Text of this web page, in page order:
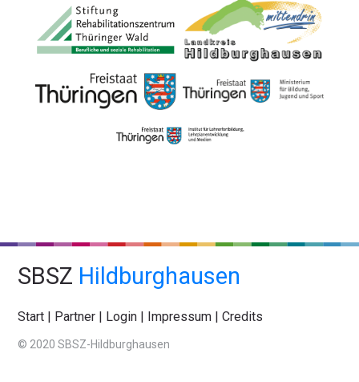
SBSZ Hildburghausen
Start | Partner | Login | Impressum |Credits
© 2020 SBSZ-Hildburghausen